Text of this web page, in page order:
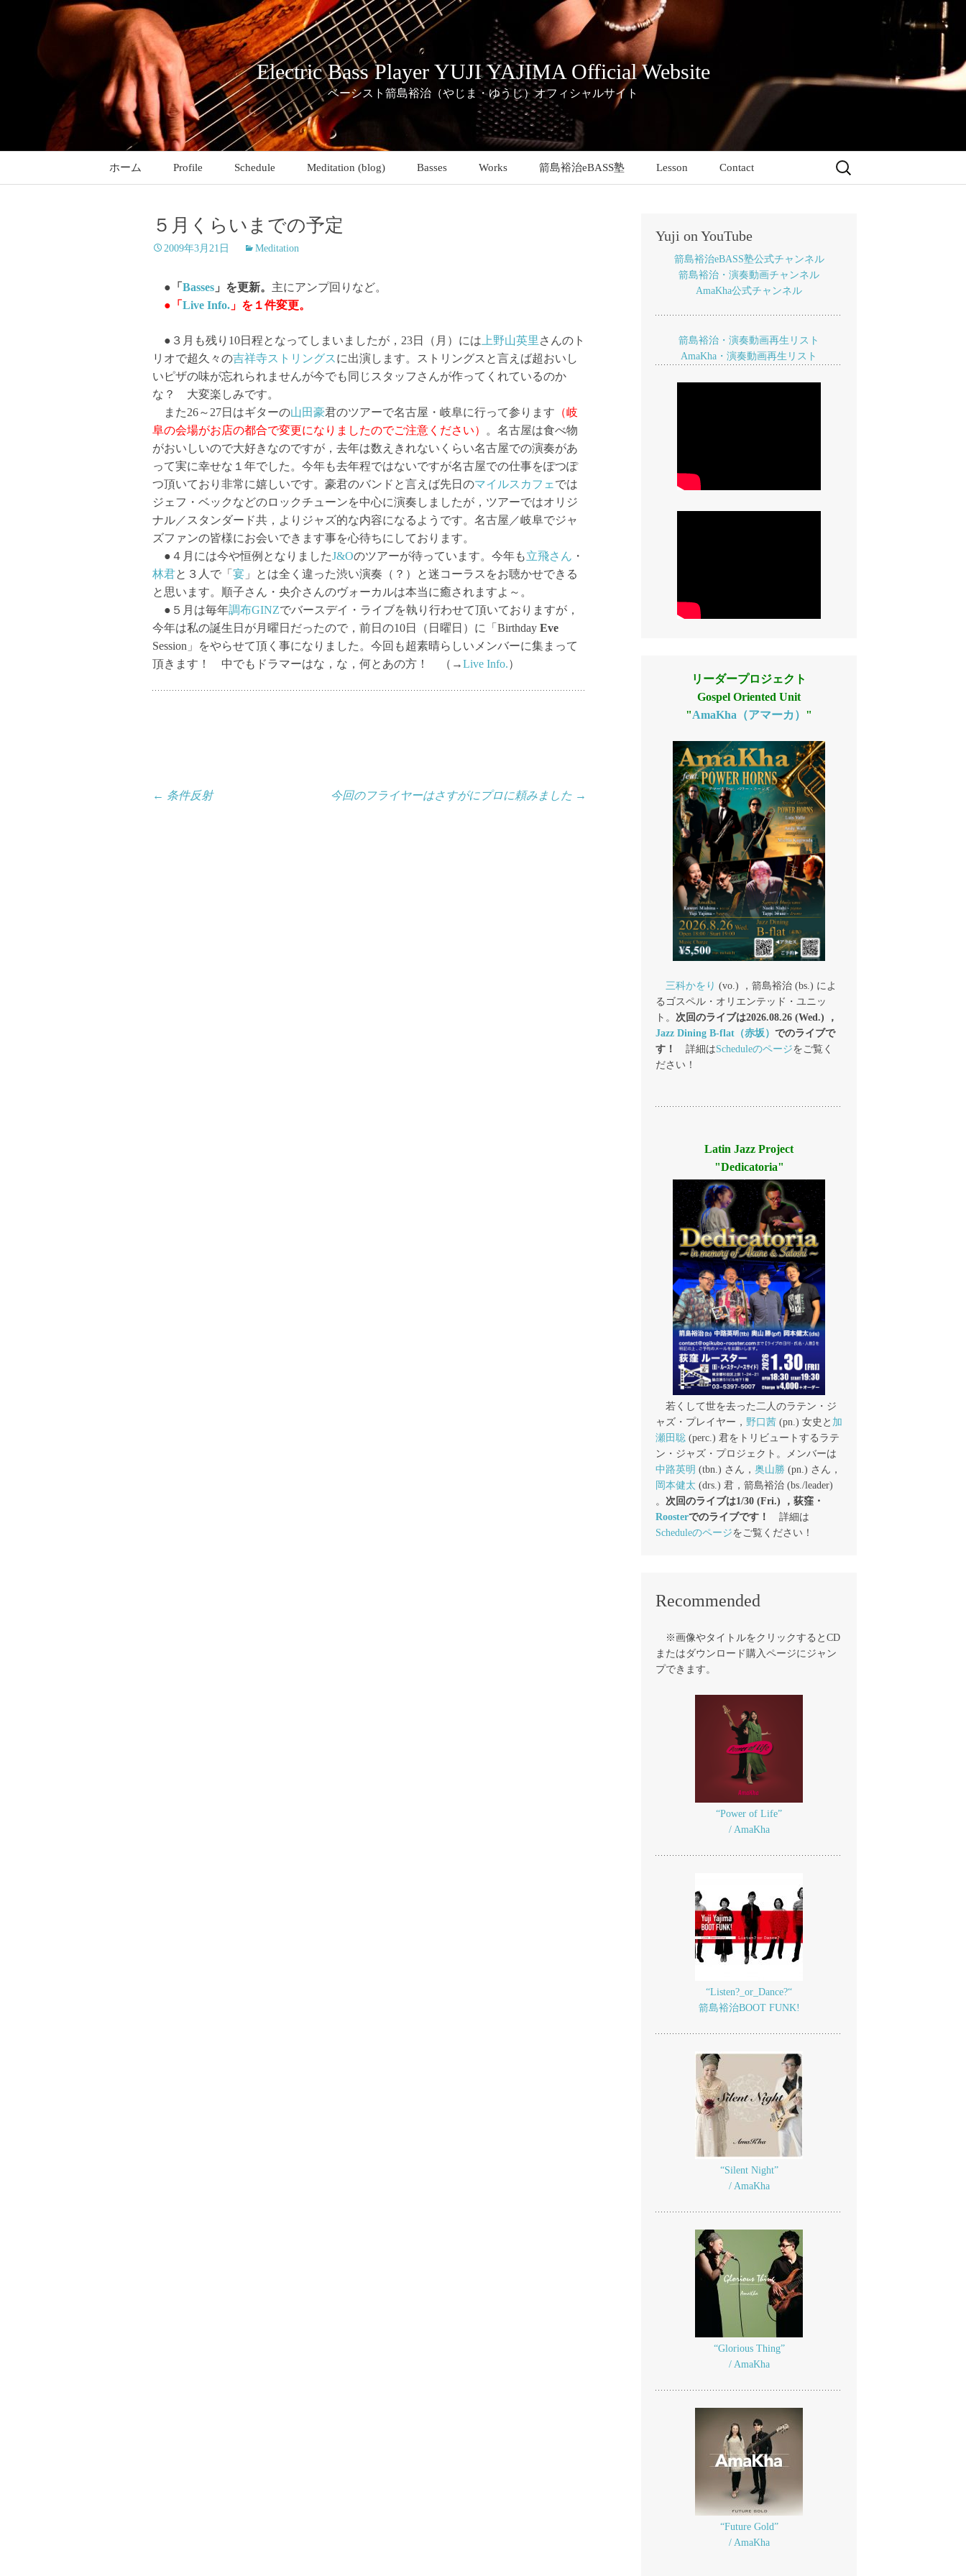
ッ
Electric Bass Player YUJI YAJIMA Official Website
ベーシスト箭島裕治（やじま・ゆうじ）オフィシャルサイト
ホーム Profile Schedule Meditation (blog) Basses Works 箭島裕治eBASS塾 Lesson Contact
検
５月くらいまでの予定
2009年3月21日 Meditation
●「 Basses 」を更新。 主にアンプ回りなど。
●「 Live Info. 」を１件変更。
●３月も残り10日程となってしまいましたが，23日（月）には 上野山英里 さんのト
リオで超久々の吉祥寺ストリングス に出演します。ストリングスと言えば超おいし
いピザの味が忘れられませんが今でも同じスタッフさんが作ってくれているのか
な？ 大変楽しみです。
また26～27日はギターの山田豪君のツアーで名古屋・岐阜に行って参ります （岐
阜の会場がお店の都合で変更になりましたのでご注意ください）
。名古屋は食べ物
がおいしいので大好きなのですが，去年は数えきれないくらい名古屋での演奏があ
って実に幸せな１年でした。今年も去年程ではないですが名古屋での仕事をぽつぽ
つ頂いており非常に嬉しいです。豪君のバンドと言えば先日のマイルスカフェ では
ジェフ・ベックなどのロックチューンを中心に演奏しましたが，ツアーではオリジ
ナル／スタンダード共，よりジャズ的な内容になるようです。名古屋／岐阜でジャ
ズファンの皆様にお会いできます事を心待ちにしております。
●４月には今や恒例となりましたJ&Oのツアーが待っています。今年も立飛さん ・
林君と３人で「 宴 」とは全く違った渋い演奏（？）と迷コーラスをお聴かせできる
と思います。順子さん・央介さんのヴォーカルは本当に癒されますよ～。
●５月は毎年調布GINZでバースデイ・ライブを執り行わせて頂いておりますが，
今年は私の誕生日が月曜日だったので，前日の10日（日曜日）に「Birthday Eve
Session」をやらせて頂く事になりました。今回も超素晴らしいメンバーに集まって
頂きます！ 中でもドラマーはな，な，何とあの方！ （→Live Info.）
← 条件反射 今回のフライヤーはさすがにプロに頼みました →
Yuji on YouTube
箭島裕治eBASS塾公式チャンネル
箭島裕治・演奏動画チャンネル
AmaKha公式チャンネル
箭島裕治・演奏動画再生リスト
AmaKha・演奏動画再生リスト
リーダープロジェクト
Gospel Oriented Unit
"AmaKha（アマーカ） "
三科かをり (vo.) ，箭島裕治 (bs.) によ
るゴスペル・オリエンテッド・ユニッ
ト。 次回のライブは2026.08.26 (Wed.) ，
Jazz Dining B-flat（赤坂） でのライブで
す！
詳細はScheduleのページをご覧く
ださい！
Latin Jazz Project
"Dedicatoria"
若くして世を去った二人のラテン・ジ
ャズ・プレイヤー， 野口茜 (pn.) 女史と 加
瀬田聡 (perc.) 君をトリビュートするラテ
ン・ジャズ・プロジェクト。メンバーは
中路英明 (tbn.) さん， 奥山勝 (pn.) さん，
岡本健太 (drs.) 君，箭島裕治 (bs./leader)
。 次回のライブは1/30 (Fri.) ，荻窪・
Roosterでのライブです！
詳細は
Scheduleのページをご覧ください！
Recommended
※画像やタイトルをクリックするとCD
またはダウンロード購入ページにジャン
プできます。
“Power of Life”
/ AmaKha
“Listen?_or_Dance?“
箭島裕治BOOT FUNK!
“Silent Night”
/ AmaKha
“Glorious Thing”
/ AmaKha
“Future Gold”
/ AmaKha